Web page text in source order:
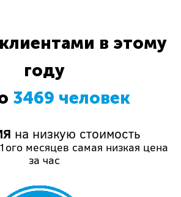
в этому
году
3469 человек
на низкую стоимость
месяцев самая низкая цена
за час